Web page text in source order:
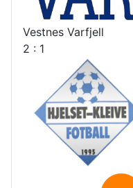
Vestnes Varfjell
2 : 1